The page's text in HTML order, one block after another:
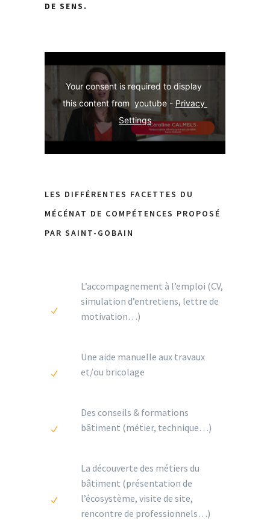
DE SENS.
Your consent is required to display
this content from  youtube - Privacy
Settings
LES DIFFÉRENTES FACETTES DU
MÉCÉNAT DE COMPÉTENCES PROPOSÉ
PAR SAINT-GOBAIN
L’accompagnement à l’emploi (CV,
simulation d’entretiens, lettre de
motivation…)
Une aide manuelle aux travaux
et/ou bricolage
Des conseils & formations
bâtiment (métier, technique…)
La découverte des métiers du
bâtiment (présentation de
l’écosystème, visite de site,
rencontre de professionnels…)